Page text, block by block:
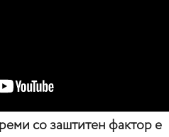
со заштитен фактор е